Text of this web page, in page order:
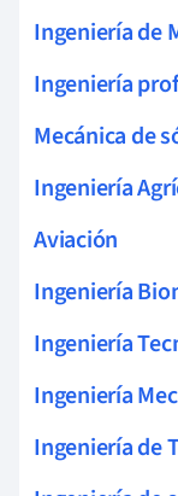
Ingeniería de
Ingeniería
Mecánica de
Ingeniería
Aviación
Ingeniería
Ingeniería
Ingeniería
Ingeniería de